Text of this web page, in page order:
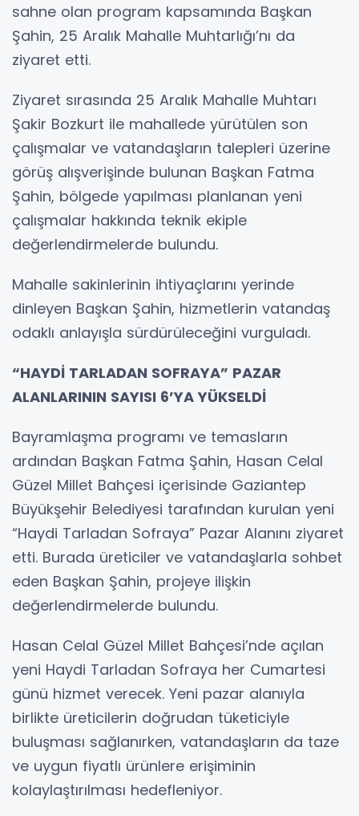
sahne olan program kapsamında Başkan
Şahin, 25 Aralık Mahalle Muhtarlığı’nı da
ziyaret etti.
Ziyaret sırasında 25 Aralık Mahalle Muhtarı
Şakir Bozkurt ile mahallede yürütülen son
çalışmalar ve vatandaşların talepleri üzerine
görüş alışverişinde bulunan Başkan Fatma
Şahin, bölgede yapılması planlanan yeni
çalışmalar hakkında teknik ekiple
değerlendirmelerde bulundu.
Mahalle sakinlerinin ihtiyaçlarını yerinde
dinleyen Başkan Şahin, hizmetlerin vatandaş
odaklı anlayışla sürdürüleceğini vurguladı.
“HAYDİ TARLADAN SOFRAYA” PAZAR
ALANLARININ SAYISI 6’YA YÜKSELDİ
Bayramlaşma programı ve temasların
ardından Başkan Fatma Şahin, Hasan Celal
Güzel Millet Bahçesi içerisinde Gaziantep
Büyükşehir Belediyesi tarafından kurulan yeni
“Haydi Tarladan Sofraya” Pazar Alanını ziyaret
etti. Burada üreticiler ve vatandaşlarla sohbet
eden Başkan Şahin, projeye ilişkin
değerlendirmelerde bulundu.
Hasan Celal Güzel Millet Bahçesi’nde açılan
yeni Haydi Tarladan Sofraya her Cumartesi
günü hizmet verecek. Yeni pazar alanıyla
birlikte üreticilerin doğrudan tüketiciyle
buluşması sağlanırken, vatandaşların da taze
ve uygun fiyatlı ürünlere erişiminin
kolaylaştırılması hedefleniyor.